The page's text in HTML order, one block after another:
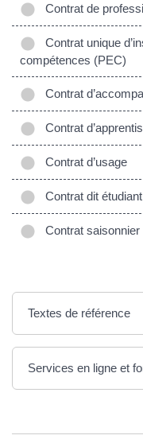
Contrat de
Contrat unique
compétences (PEC)
Contrat
Contrat
Contrat d’usage
Contrat dit
Contrat saisonnier
Textes de référence
Services en ligne et